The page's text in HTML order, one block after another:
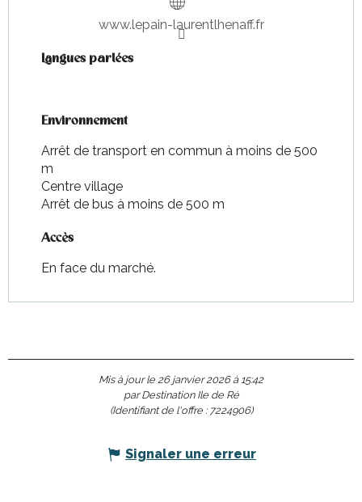
www.lepain-laurentlhenaff.fr
Langues parlées
Langues parlées
Environnement
Environnement
Arrêt de transport en commun à moins de 500
m
Centre village
Arrêt de bus à moins de 500 m
Accès
Accès
En face du marché.
Mis à jour le 26 janvier 2026 à 15:42
par Destination Ile de Ré
(Identifiant de l'offre : 7224906)
Signaler une erreur